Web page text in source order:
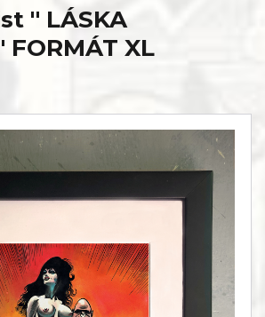
" LÁSKA
FORMÁT XL